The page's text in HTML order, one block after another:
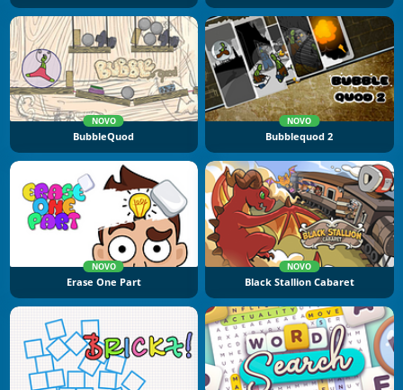
NOVO
BubbleQuod
NOVO
Bubblequod 2
NOVO
Erase One Part
NOVO
Black Stallion Cabaret